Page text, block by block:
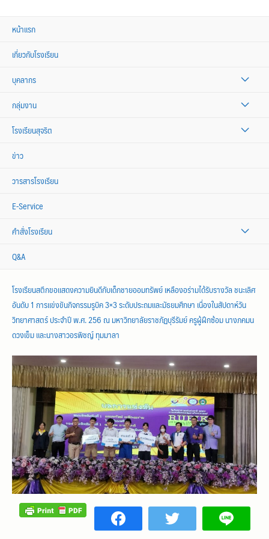
หน้าแรก
เกี่ยวกับโรงเรียน
บุคลากร
กลุ่มงาน
โรงเรียนสุจริต
ข่าว
วารสารโรงเรียน
E-Service
คำสั่งโรงเรียน
Q&A
โรงเรียนสตึกขอแสดงความยินดีกับเด็กชายออมทรัพย์ เหลืองอร่ามได้รับรางวัล ชนะเลิศ
อันดับ 1 การแข่งขันกิจกรรมรูบิค 3×3 ระดับประถมและมัธยมศึกษา เนื่องในสัปดาห์วัน
วิทยาศาสตร์ ประจำปี พ.ศ. 256 ณ มหาวิทยาลัยราชภัฏบุรีรัมย์ ครูผู้ฝึกซ้อม นางภคมน
ดวงเข็ม และนางสาวอรพิชญ์ ทุมมาลา